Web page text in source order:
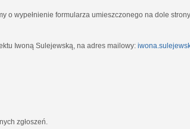
o wypełnienie formularza umieszczonego na dole
Iwoną Sulejewską, na adres mailowy:
zgłoszeń.